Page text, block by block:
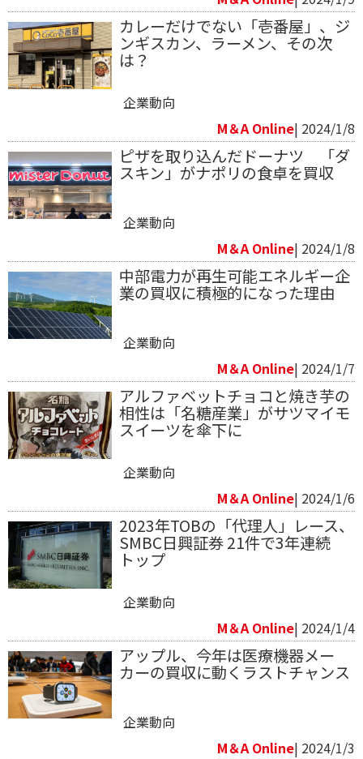
カレーだけでない「壱番屋」、ジ
ンギスカン、ラーメン、その次
は？
企業動向
M＆A Online| 2024/1/8
ピザを取り込んだドーナツ 「ダ
スキン」がナポリの食卓を買収
企業動向
M＆A Online| 2024/1/8
中部電力が再生可能エネルギー企
業の買収に積極的になった理由
企業動向
M＆A Online| 2024/1/7
アルファベットチョコと焼き芋の
相性は「名糖産業」がサツマイモ
スイーツを傘下に
企業動向
M＆A Online| 2024/1/6
2023年TOBの「代理人」レース、
SMBC日興証券 21件で3年連続
トップ
企業動向
M＆A Online| 2024/1/4
アップル、今年は医療機器メー
カーの買収に動くラストチャンス
企業動向
M＆A Online| 2024/1/3